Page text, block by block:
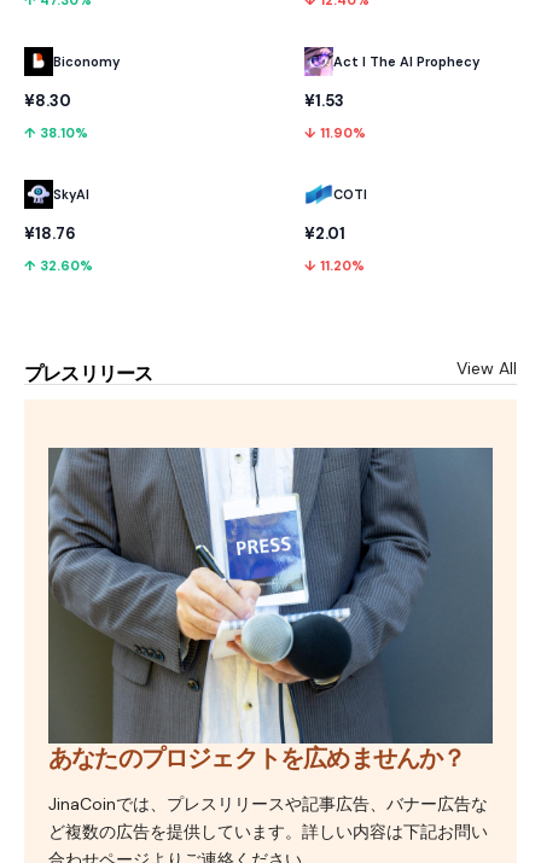
Biconomy
¥8.30
↑ 38.10%
SkyAI
¥18.76
↑ 32.60%
Act I The AI Prophecy
¥1.53
↓ 11.90%
COTI
¥2.01
↓ 11.20%
プレスリリース View All
あなたのプロジェクトを広めませんか？
JinaCoinでは、プレスリリースや記事広告、バナー広告な
ど複数の広告を提供しています。詳しい内容は下記お問い